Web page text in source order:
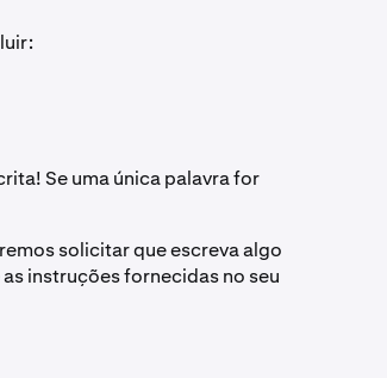
Se uma única palavra for
solicitar que escreva algo
instruções fornecidas no seu